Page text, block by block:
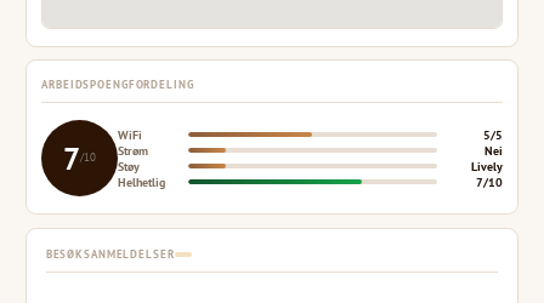
ARBEIDSPOENGFORDELING
7/10
WiFi
5/5
Strøm
Nei
Støy
Lively
Helhetlig
7/10
BESØKSANMELDELSER